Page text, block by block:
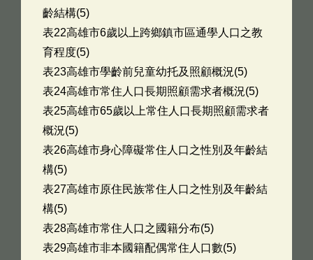
齡結構(5)
表22高雄市6歲以上跨鄉鎮市區通學人口之教
育程度(5)
表23高雄市學齡前兒童幼托及照顧概況(5)
表24高雄市常住人口長期照顧需求者概況(5)
表25高雄市65歲以上常住人口長期照顧需求者
概況(5)
表26高雄市身心障礙常住人口之性別及年齡結
構(5)
表27高雄市原住民族常住人口之性別及年齡結
構(5)
表28高雄市常住人口之國籍分布(5)
表29高雄市非本國籍配偶常住人口數(5)